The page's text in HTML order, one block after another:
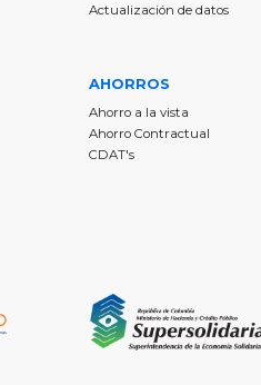
Actualización de datos
AHORROS
‍Ahorro a la vista
‍Ahorro Contractual
CDAT's